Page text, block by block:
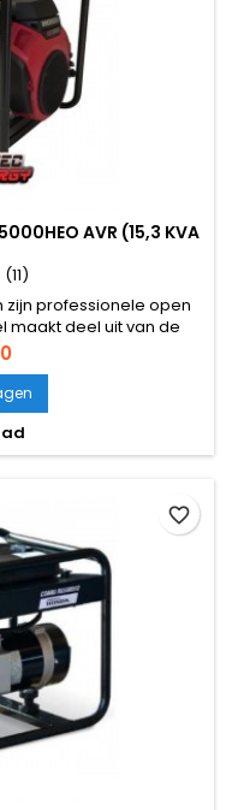
AVR (15,3 KVA
(11)
professionele open
maakt deel uit van de
G15000HEO is
GX690 Honda motor.
favorite_border